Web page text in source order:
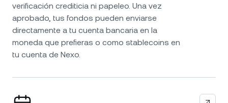
verificación crediticia ni papeleo. Una vez
aprobado, tus fondos pueden enviarse
directamente a tu cuenta bancaria en la
moneda que prefieras o como stablecoins en
tu cuenta de Nexo.